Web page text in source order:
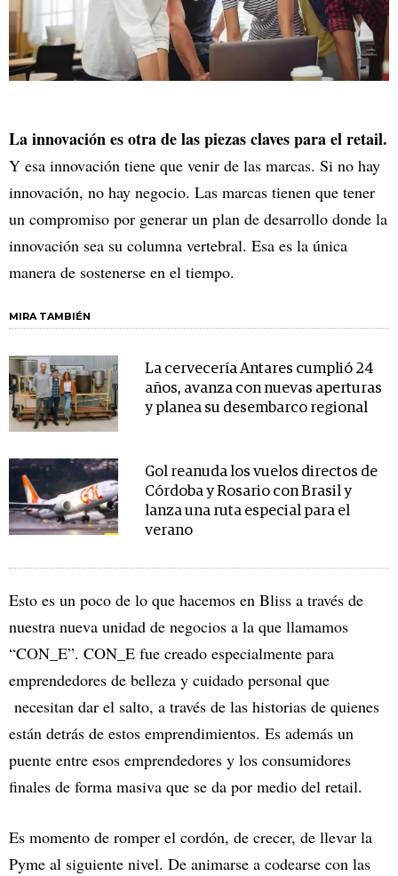
La innovación es otra de las piezas claves para el retail.
Y esa innovación tiene que venir de las marcas. Si no hay
innovación, no hay negocio. Las marcas tienen que tener
un compromiso por generar un plan de desarrollo donde la
innovación sea su columna vertebral. Esa es la única
manera de sostenerse en el tiempo.
MIRA TAMBIÉN
La cervecería Antares cumplió 24
años, avanza con nuevas aperturas
y planea su desembarco regional
Gol reanuda los vuelos directos de
Córdoba y Rosario con Brasil y
lanza una ruta especial para el
verano
Esto es un poco de lo que hacemos en Bliss a través de
nuestra nueva unidad de negocios a la que llamamos
“CON_E”. CON_E fue creado especialmente para
emprendedores de belleza y cuidado personal que
necesitan dar el salto, a través de las historias de quienes
están detrás de estos emprendimientos. Es además un
puente entre esos emprendedores y los consumidores
finales de forma masiva que se da por medio del retail.
Es momento de romper el cordón, de crecer, de llevar la
Pyme al siguiente nivel. De animarse a codearse con las